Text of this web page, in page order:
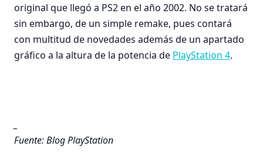
original que llegó a PS2 en el año 2002. No se tratará
sin embargo, de un simple remake, pues contará
con multitud de novedades además de un apartado
gráfico a la altura de la potencia de PlayStation 4.
Fuente: Blog PlayStation